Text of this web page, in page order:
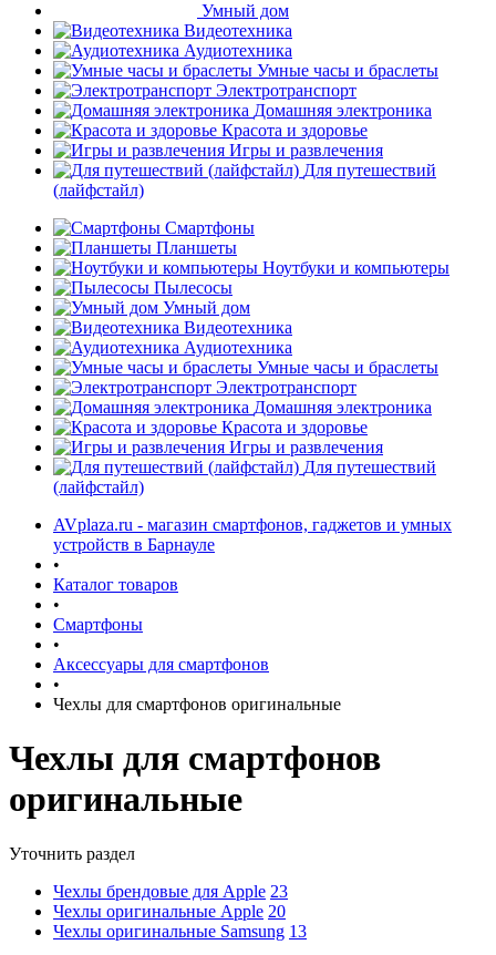
Умный дом
Видеотехника
Аудиотехника
Умные часы и браслеты
Электротранспорт
Домашняя электроника
Красота и здоровье
Игры и развлечения
Для путешествий
(лайфстайл)
Смартфоны
Планшеты
Ноутбуки и компьютеры
Пылесосы
Умный дом
Видеотехника
Аудиотехника
Умные часы и браслеты
Электротранспорт
Домашняя электроника
Красота и здоровье
Игры и развлечения
Для путешествий
(лайфстайл)
AVplaza.ru - магазин смартфонов, гаджетов и умных
устройств в Барнауле
•
Каталог товаров
•
Смартфоны
•
Аксессуары для смартфонов
•
Чехлы для смартфонов оригинальные
Чехлы для смартфонов
оригинальные
Уточнить раздел
Чехлы брендовые для Apple 23
Чехлы оригинальные Apple 20
Чехлы оригинальные Samsung 13